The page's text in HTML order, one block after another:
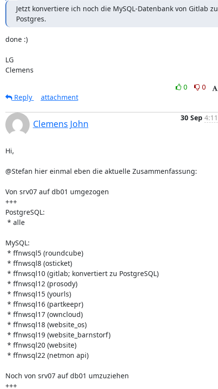
Jetzt konvertiere ich noch die MySQL-Datenbank von Gitlab zu
Postgres.
done :)
LG
Clemens
0
0
Reply
attachment
Clemens John
30 Sep
Hi,
@Stefan hier einmal eben die aktuelle Zusammenfassung:
Von srv07 auf db01 umgezogen
+++
PostgreSQL:
MySQL:
Noch von srv07 auf db01 umzuziehen
+++